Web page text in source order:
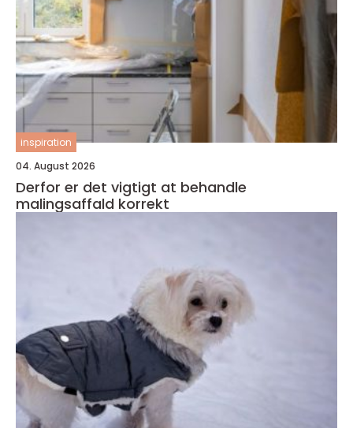
inspiration
04. August 2026
Derfor er det vigtigt at behandle
malingsaffald korrekt